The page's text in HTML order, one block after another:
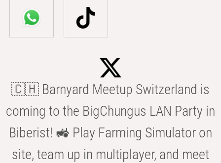
🇨🇭 Barnyard Meetup Switzerland is
coming to the BigChungus LAN Party in
Biberist! 🚜 Play Farming Simulator on
site, team up in multiplayer, and meet